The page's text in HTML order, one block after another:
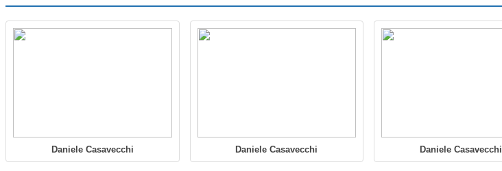
Daniele Casavecchi Daniele Casavecchi Daniele Casavecchi